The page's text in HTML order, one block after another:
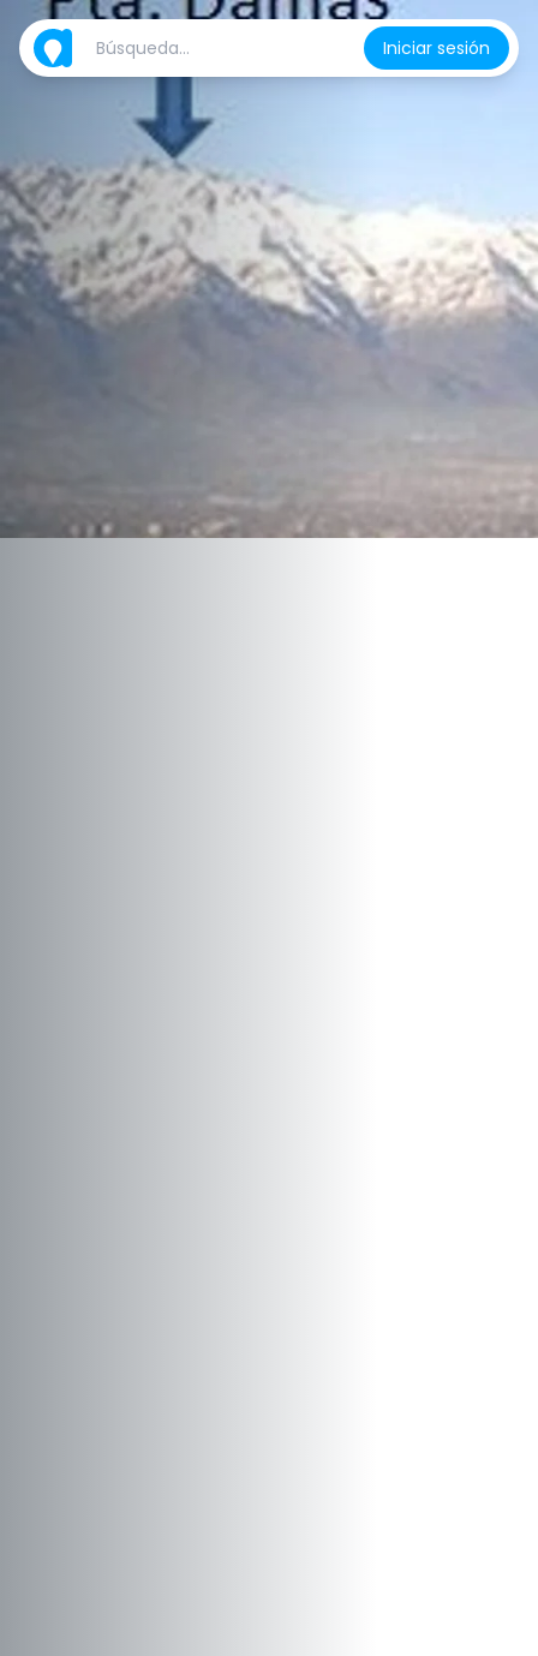
Iniciar sesión